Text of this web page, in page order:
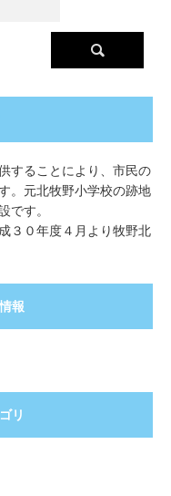
することにより、市民の
。元北牧野小学校の跡地
です。
３０年度４月より牧野北
報
リ